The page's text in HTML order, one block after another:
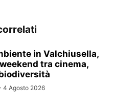
in Valchiusella,
tra cinema,
4 Agosto 2026